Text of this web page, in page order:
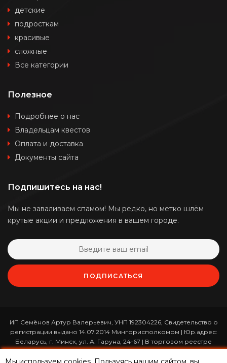
детские
подросткам
красивые
сложные
Все категории
Полезное
Подробнее о нас
Владельцам квестов
Оплата и доставка
Документы сайта
Подпишитесь на нас!
Мы не заваливаем спамом! Мы редко, но метко шлём
крутые акции и предложения в вашем городе.
ПОДПИСАТЬСЯ
ИП Семёнов Артур Валерьевич, УНП 192304226, Свидетельство о
регистрации выдано 14.07.2014 Мингорисполкомом | Юр.адрес:
Беларусь, г. Минск, ул. А. Гаруна, 24-67 | В торговом реестре
зарегистрирован 26.01.2017 за номером 365820 | Режим работы:
ежедневно с 10:00 до 19:00 (приём заказов онлайн -